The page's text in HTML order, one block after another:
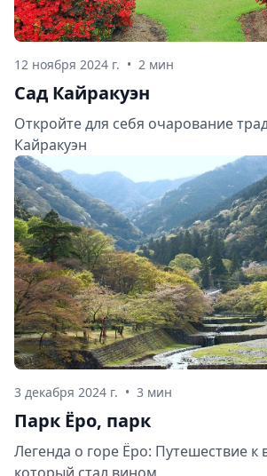
12 ноября 2024 г. • 2 мин
Сад Кайракуэн
Откройте для себя очарование
Кайракуэн
3 декабря 2024 г. • 3 мин
Парк Ёро, парк
Легенда о горе Ёро: Путешествие к